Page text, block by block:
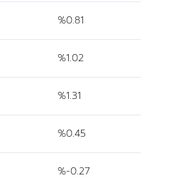
%0.81
%1.02
%1.31
%0.45
%-0.27